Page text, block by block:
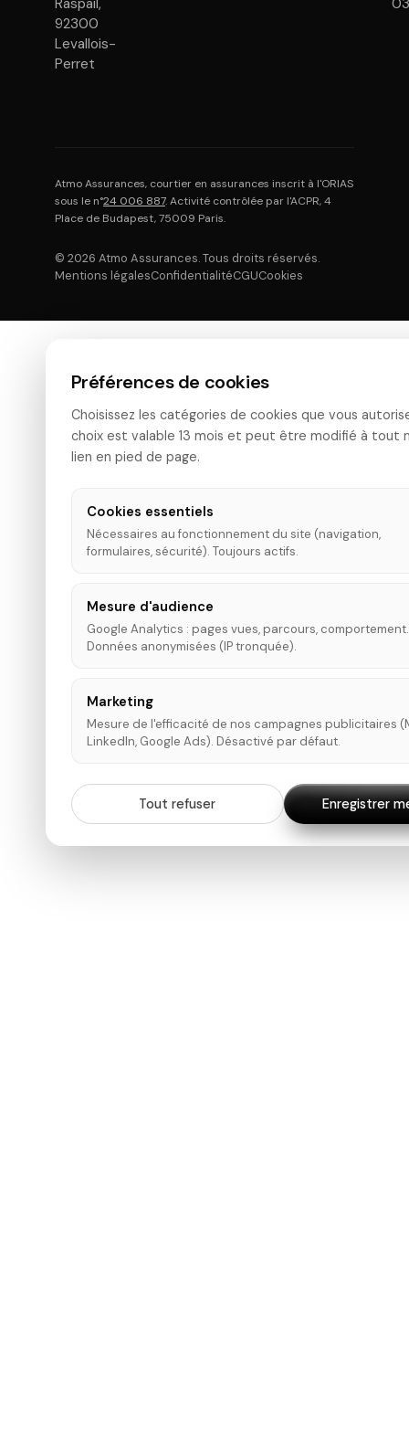
Raspail,
92300
Levallois-
Perret
03
Atmo Assurances, courtier en assurances inscrit à l'ORIAS
sous le n°24 006 887. Activité contrôlée par l'ACPR, 4
Place de Budapest, 75009 Paris.
© 2026 Atmo Assurances. Tous droits réservés.
Mentions légalesConfidentialitéCGUCookies
Préférences de cookies
Choisissez les catégories de cookies que vous
choix est valable 13 mois et peut être modifié à tout
lien en pied de page.
Cookies essentiels
Nécessaires au fonctionnement du site (navigation,
formulaires, sécurité). Toujours actifs.
Mesure d'audience
Google Analytics : pages vues, parcours, comportement.
Données anonymisées (IP tronquée).
Marketing
Mesure de l'efficacité de nos campagnes publicitaires
LinkedIn, Google Ads). Désactivé par défaut.
Tout refuser Enregistrer